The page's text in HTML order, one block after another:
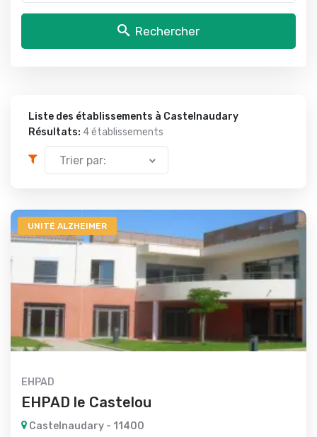
Rechercher
Liste des établissements à Castelnaudary
Résultats: 4 établissements
Trier par:
UNITÉ ALZHEIMER
EHPAD
EHPAD le Castelou
Castelnaudary - 11400